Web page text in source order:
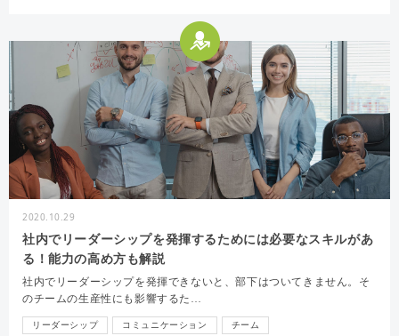
2020.10.29
社内でリーダーシップを発揮するためには必要なスキルがあ
る！能力の高め方も解説
社内でリーダーシップを発揮できないと、部下はついてきません。そ
のチームの生産性にも影響するた…
リーダーシップ コミュニケーション チーム